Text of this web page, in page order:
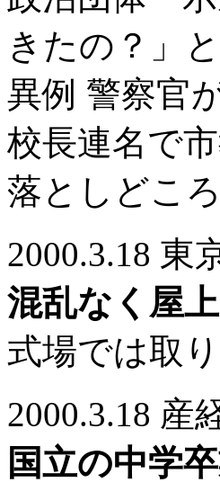
きたの？」
異例 警察官
校長連名で
落としどこ
2000.3.18 東
混乱なく屋
式場では取
2000.3.18 産
国立の中学